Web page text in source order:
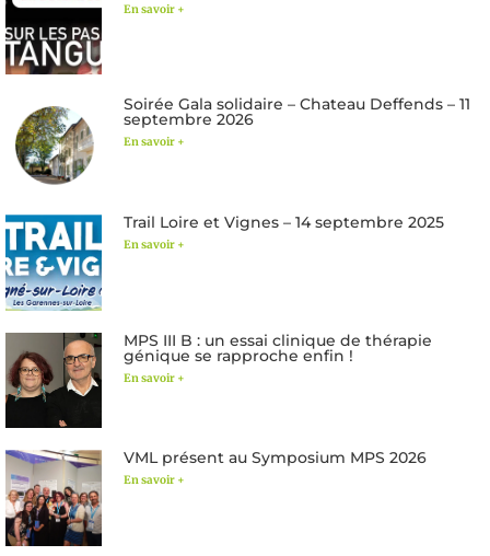
En savoir +
Soirée Gala solidaire – Chateau Deffends – 11
septembre 2026
En savoir +
Trail Loire et Vignes – 14 septembre 2025
En savoir +
MPS III B : un essai clinique de thérapie
génique se rapproche enfin !
En savoir +
VML présent au Symposium MPS 2026
En savoir +